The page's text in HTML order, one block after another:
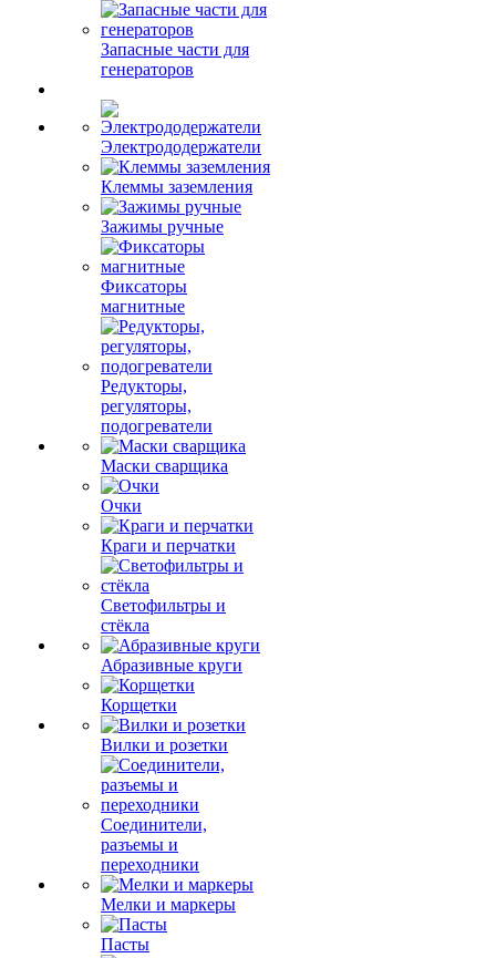
Запасные части для
генераторов
Электрододержатели
Клеммы заземления
Зажимы ручные
Фиксаторы
магнитные
Редукторы,
регуляторы,
подогреватели
Маски сварщика
Очки
Краги и перчатки
Светофильтры и
стёкла
Абразивные круги
Корщетки
Вилки и розетки
Соединители,
разъемы и
переходники
Мелки и маркеры
Пасты